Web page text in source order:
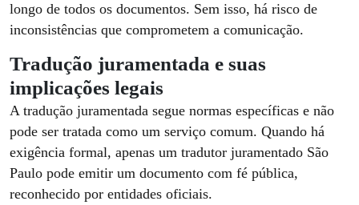
longo de todos os documentos. Sem isso, há risco de
inconsistências que comprometem a comunicação.
Tradução juramentada e suas
implicações legais
A tradução juramentada segue normas específicas e não
pode ser tratada como um serviço comum. Quando há
exigência formal, apenas um tradutor juramentado São
Paulo pode emitir um documento com fé pública,
reconhecido por entidades oficiais.